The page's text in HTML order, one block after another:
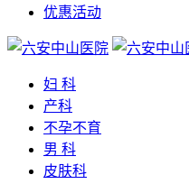
优惠活动
妇 科
产科
不孕不育
男 科
皮肤科